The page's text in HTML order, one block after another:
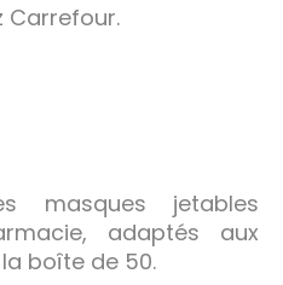
Carrefour.
masques jetables
adaptés aux
boîte de 50.